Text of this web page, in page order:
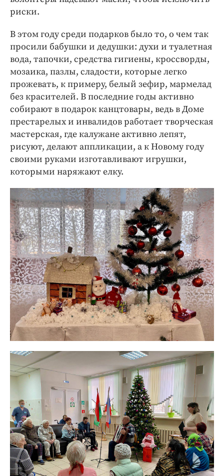
риски.
В этом году среди подарков было то, о чем так
просили бабушки и дедушки: духи и туалетная
вода, тапочки, средства гигиены, кроссворды,
мозаика, пазлы, сладости, которые легко
прожевать, к примеру, белый зефир, мармелад
без красителей. В последние годы активно
собирают в подарок канцтовары, ведь в Доме
престарелых и инвалидов работает творческая
мастерская, где калужане активно лепят,
рисуют, делают аппликации, а к Новому году
своими руками изготавливают игрушки,
которыми наряжают елку.